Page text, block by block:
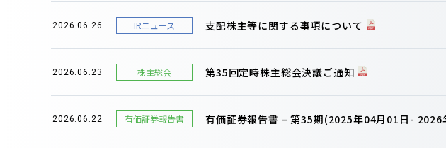
2026.06.26 IRニュース 支配株主等に関する事項について
2026.06.23 株主総会 第35回定時株主総会決議ご通知
2026.06.22 有価証券報告書 有価証券報告書 – 第35期(2025年04月01日- 2026